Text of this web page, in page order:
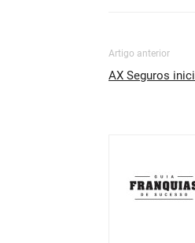
Artigo anterior
AX Seguros